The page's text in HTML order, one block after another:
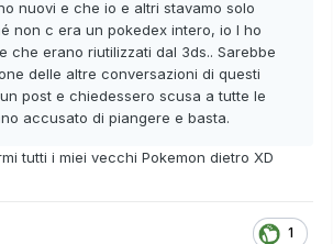
nuovi e che io e altri stavamo solo
non c era un pokedex intero, io l ho
che erano riutilizzati dal 3ds.. Sarebbe
delle altre conversazioni di questi
post e chiedessero scusa a tutte le
accusato di piangere e basta.
tutti i miei vecchi Pokemon dietro XD
1